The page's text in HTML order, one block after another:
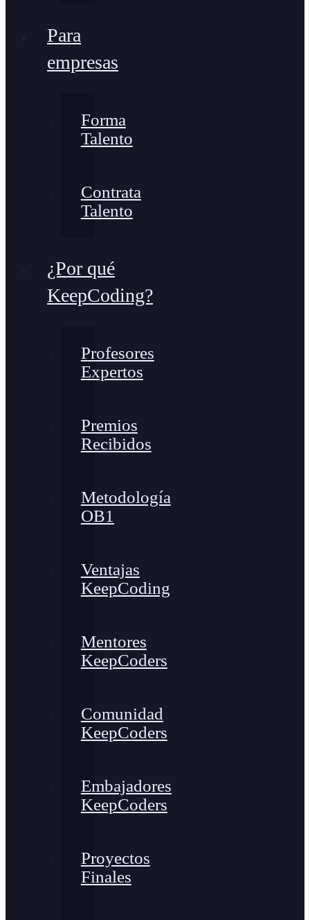
Para
empresas
Forma
Talento
Contrata
Talento
¿Por qué
KeepCoding?
Profesores
Expertos
Premios
Recibidos
Metodología
OB1
Ventajas
KeepCoding
Mentores
KeepCoders
Comunidad
KeepCoders
Embajadores
KeepCoders
Proyectos
Finales